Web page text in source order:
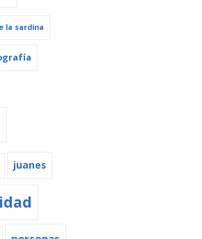
la sardina
juanes